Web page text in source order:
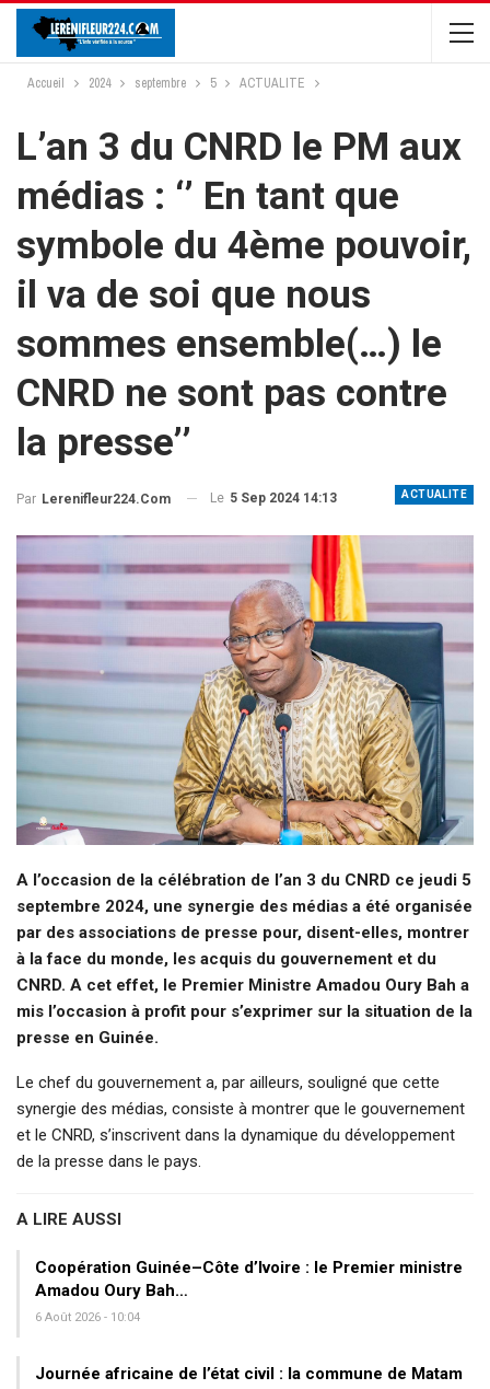
Accueil 2024 septembre 5 ACTUALITE
L’an 3 du CNRD le PM aux
médias : ‘’ En tant que
symbole du 4ème pouvoir,
il va de soi que nous
sommes ensemble(…) le
CNRD ne sont pas contre
la presse’’
ACTUALITE
Par Lerenifleur224.com Le 5 Sep 2024 14:13
A l’occasion de la célébration de l’an 3 du CNRD ce jeudi 5
septembre 2024, une synergie des médias a été organisée
par des associations de presse pour, disent-elles, montrer
à la face du monde, les acquis du gouvernement et du
CNRD. A cet effet, le Premier Ministre Amadou Oury Bah a
mis l’occasion à profit pour s’exprimer sur la situation de la
presse en Guinée.
Le chef du gouvernement a, par ailleurs, souligné que cette
synergie des médias, consiste à montrer que le gouvernement
et le CNRD, s’inscrivent dans la dynamique du développement
de la presse dans le pays.
A LIRE AUSSI
Coopération Guinée–Côte d’Ivoire : le Premier ministre
Amadou Oury Bah…
6 Août 2026 - 10:04
Journée africaine de l’état civil : la commune de Matam